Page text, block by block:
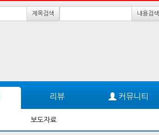
제목검색 내용검색
리뷰 커뮤니티
보도자료